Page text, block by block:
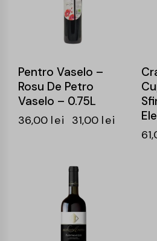
Pentro Vaselo –
Rosu De Petro
Vaselo – 0.75L
36,00 lei 31,00 lei